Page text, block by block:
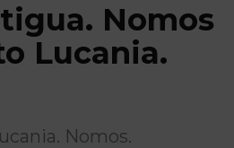
Nomos
Lucania.
Nomos.